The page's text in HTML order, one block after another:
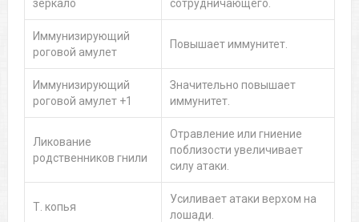
зеркало
сотрудничающего.
Иммунизирующий
роговой амулет
Повышает иммунитет.
Иммунизирующий
роговой амулет +1
Значительно повышает
иммунитет.
Ликование
родственников гнили
Отравление или гниение
поблизости увеличивает
силу атаки.
Т. копья
Усиливает атаки верхом на
лошади.